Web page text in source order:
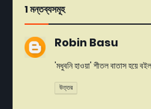
1 মন্তব্যসমূহ
Robin Basu
'মধুবনি হাওয়া' শীতল বাতাস হয়ে
উত্তর